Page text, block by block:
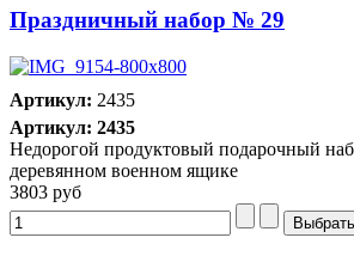
Праздничный набор № 29
Артикул: 2435
Артикул: 2435
Недорогой продуктовый подарочный
деревянном военном ящике
3803 руб